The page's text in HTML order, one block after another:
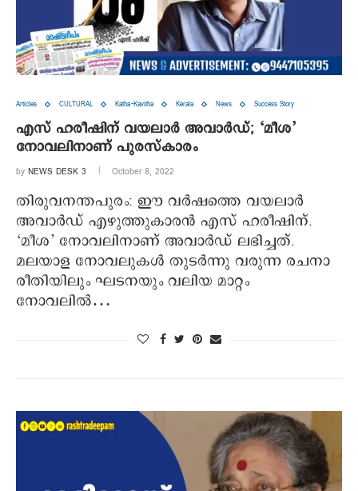
Articles CULTURAL Katha-Kavitha Kerala News Success Story
എസ് ഹരീഷിന് വയലാര്‍ അവാര്‍ഡ്; ‘മീശ’
നോവലിനാണ് പുരസ്‌കാരം
by NEWS DESK 3 October 8, 2022
തിരുവനന്തപുരം: ഈ വര്‍ഷത്തെ വയലാര്‍
അവാര്‍ഡ് എഴുത്തുകാരന്‍ എസ് ഹരീഷിന്.
‘മീശ’ നോവലിനാണ് അവാര്‍ഡ് ലഭിച്ചത്.
മലയാള നോവലുകള്‍ തുടര്‍ന്നു വരുന്ന രചനാ
രീതിയിലും ഘടനയും വലിയ മാറ്റം
നോവലില്‍…